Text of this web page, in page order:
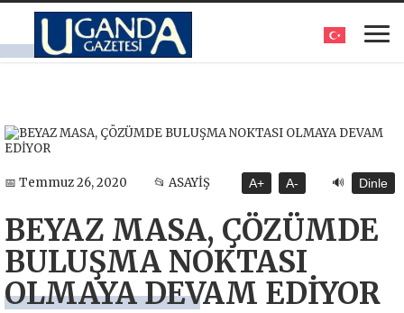
📅 Temmuz 26, 2020 📂 ASAYİŞ A+ A- 🔊 Dinle
BEYAZ MASA, ÇÖZÜMDE
BULUŞMA NOKTASI
OLMAYA DEVAM EDİYOR